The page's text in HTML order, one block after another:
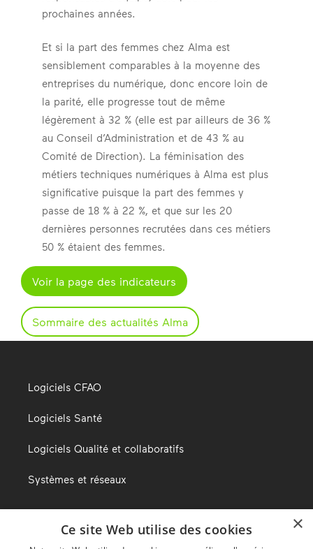
prochaines années.
Et si la part des femmes chez Alma est
sensiblement comparables à la moyenne des
entreprises du numérique, donc encore loin de
la parité, elle progresse tout de même
légèrement à 32 % (elle est par ailleurs de 36 %
au Conseil d’Administration et de 43 % au
Comité de Direction). La féminisation des
métiers techniques numériques à Alma est plus
significative puisque la part des femmes y
passe de 18 % à 22 %, et que sur les 20
dernières personnes recrutées dans ces métiers
50 % étaient des femmes.
Voir la page des indicateurs
Sommaire des actualités Alma
Logiciels CFAO
Logiciels Santé
Logiciels Qualité et collaboratifs
Systèmes et réseaux
Le blog d’Alma
×
Ce site Web utilise des cookies